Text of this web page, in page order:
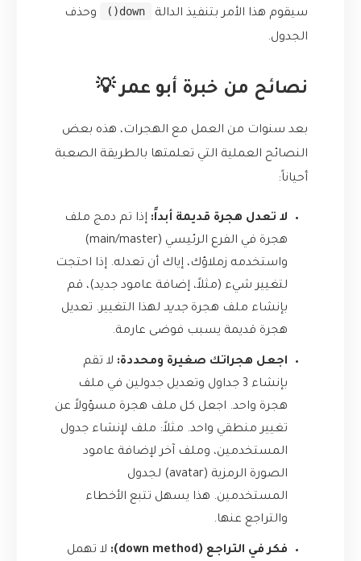
سيقوم هذا الأمر بتنفيذ الدالة down()
وحذف
الجدول.
نصائح من خبرة أبو عمر 💡
بعد سنوات من العمل مع الهجرات، هذه بعض
النصائح العملية التي تعلمتها بالطريقة الصعبة
أحياناً:
لا تعدل هجرة قديمة أبداً: إذا تم دمج ملف
هجرة في الفرع الرئيسي (main/master)
واستخدمه زملاؤك، إياك أن تعدله. إذا احتجت
لتغيير شيء (مثلاً، إضافة عامود جديد)، قم
بإنشاء ملف هجرة جديد لهذا التغيير. تعديل
هجرة قديمة يسبب فوضى عارمة.
اجعل هجراتك صغيرة ومحددة: لا تقم
بإنشاء 3 جداول وتعديل جدولين في ملف
هجرة واحد. اجعل كل ملف هجرة مسؤولاً عن
تغيير منطقي واحد. مثلاً: ملف لإنشاء جدول
المستخدمين، وملف آخر لإضافة عامود
الصورة الرمزية (avatar) لجدول
المستخدمين. هذا يسهل تتبع الأخطاء
والتراجع عنها.
فكر في التراجع (down method):
لا تهمل